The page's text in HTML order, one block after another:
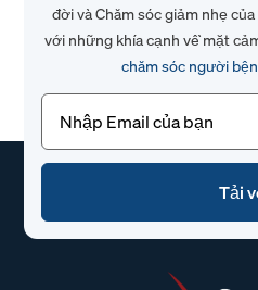
đời và Chăm sóc giảm nhẹ
với những khía cạnh về mặt
chăm sóc người
Email
(Bắt
buộc)